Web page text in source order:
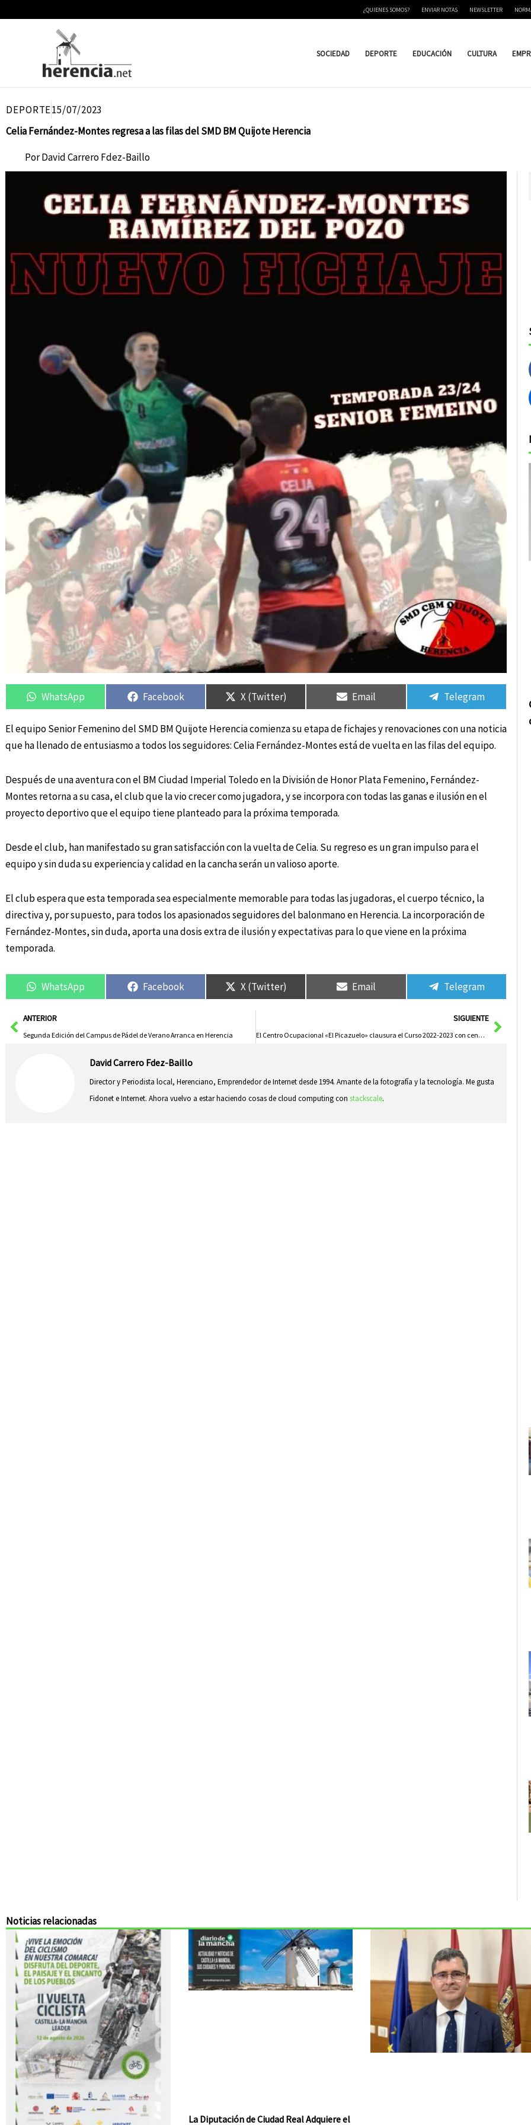
¿QUIENES SOMOS? ENVIAR NOTAS NEWSLETTER
SOCIEDAD DEPORTE EDUCACIÓN CULTURA
DEPORTE15/07/2023
Celia Fernández-Montes regresa a las filas del SMD BM Quijote Herencia
PorDavid Carrero Fdez-Baillo
Compartir
en
WhatsApp
Compartir
en
Facebook
Compartir
en
X (Twitter)
Compartir
en
Email
Compartir
en
Telegram
El equipo Senior Femenino del SMD BM Quijote Herencia comienza su etapa de fichajes y renovaciones con una noticia
que ha llenado de entusiasmo a todos los seguidores: Celia Fernández-Montes está de vuelta en las filas del equipo.
Después de una aventura con el BM Ciudad Imperial Toledo en la División de Honor Plata Femenino, Fernández-
Montes retorna a su casa, el club que la vio crecer como jugadora, y se incorpora con todas las ganas e ilusión en el
proyecto deportivo que el equipo tiene planteado para la próxima temporada.
Desde el club, han manifestado su gran satisfacción con la vuelta de Celia. Su regreso es un gran impulso para el
equipo y sin duda su experiencia y calidad en la cancha serán un valioso aporte.
El club espera que esta temporada sea especialmente memorable para todas las jugadoras, el cuerpo técnico, la
directiva y, por supuesto, para todos los apasionados seguidores del balonmano en Herencia. La incorporación de
Fernández-Montes, sin duda, aporta una dosis extra de ilusión y expectativas para lo que viene en la próxima
temporada.
Compartir
en
WhatsApp
Compartir
en
Facebook
Compartir
en
X (Twitter)
Compartir
en
Email
Compartir
en
Telegram
AntANTERIOR
Segunda Edición del Campus de Pádel de Verano Arranca en Herencia
SIGUIENTE
El Centro Ocupacional «El Picazuelo» clausura el Curso 2022-2023 con cena inclusiva
David Carrero Fdez-Baillo
Director y Periodista local, Herenciano, Emprendedor de Internet desde 1994. Amante de la fotografía y la tecnología. Me gusta
Fidonet e Internet. Ahora vuelvo a estar haciendo cosas de cloud computing con stackscale.
Noticias relacionadas
La Diputación de Ciudad Real Adquiere el